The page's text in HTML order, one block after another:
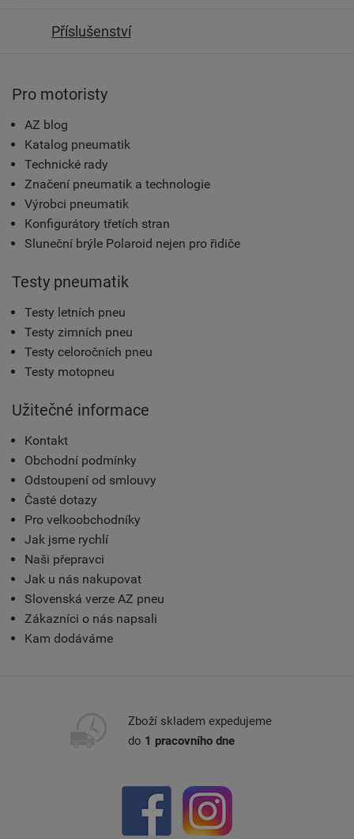
Příslušenství
Pro motoristy
AZ blog
Katalog pneumatik
Technické rady
Značení pneumatik a technologie
Výrobci pneumatik
Konfigurátory třetích stran
Sluneční brýle Polaroid nejen pro řidiče
Testy pneumatik
Testy letních pneu
Testy zimních pneu
Testy celoročních pneu
Testy motopneu
Užitečné informace
Kontakt
Obchodní podmínky
Odstoupení od smlouvy
Časté dotazy
Pro velkoobchodníky
Jak jsme rychlí
Naši přepravci
Jak u nás nakupovat
Slovenská verze AZ pneu
Zákazníci o nás napsali
Kam dodáváme
Zboží skladem expedujeme
do 1 pracovního dne